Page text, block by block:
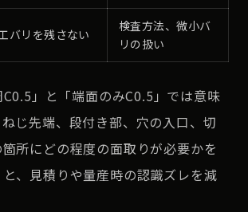
バリを残さない
検査方法、微小バ
リの扱い
」と「端面のみC0.5」では意味
じ先端、段付き部、穴の入口、切
所にどの程度の面取りが必要かを
、見積りや量産時の認識ズレを減